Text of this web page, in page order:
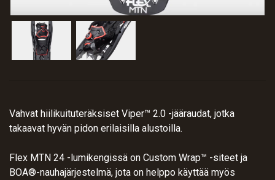
Vahvat hiilikuituteräksiset Viper™ 2.0 -jääraudat, jotka
takaavat hyvän pidon erilaisilla alustoilla.
Flex MTN 24 -lumikengissä on Custom Wrap™ -siteet ja
BOA®-nauhajärjestelmä, jota on helppo käyttää myös